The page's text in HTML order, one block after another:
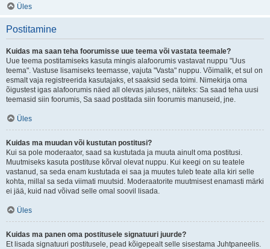
Üles
Postitamine
Kuidas ma saan teha foorumisse uue teema või vastata teemale?
Uue teema postitamiseks kasuta mingis alafoorumis vastavat nuppu "Uus
teema". Vastuse lisamiseks teemasse, vajuta "Vasta" nuppu. Võimalik, et sul on
esmalt vaja registreerida kasutajaks, et saaksid seda toimi. Nimekirja oma
õigustest igas alafoorumis näed all olevas jaluses, näiteks: Sa saad teha uusi
teemasid siin foorumis, Sa saad postitada siin foorumis manuseid, jne.
Üles
Kuidas ma muudan või kustutan postitusi?
Kui sa pole moderaator, saad sa kustutada ja muuta ainult oma postitusi.
Muutmiseks kasuta postituse kõrval olevat nuppu. Kui keegi on su teatele
vastanud, sa seda enam kustutada ei saa ja muutes tuleb teate alla kiri selle
kohta, millal sa seda viimati muutsid. Moderaatorite muutmisest enamasti märki
ei jää, kuid nad võivad selle omal soovil lisada.
Üles
Kuidas ma panen oma postitusele signatuuri juurde?
Et lisada signatuuri postitusele, pead kõigepealt selle sisestama Juhtpaneelis.